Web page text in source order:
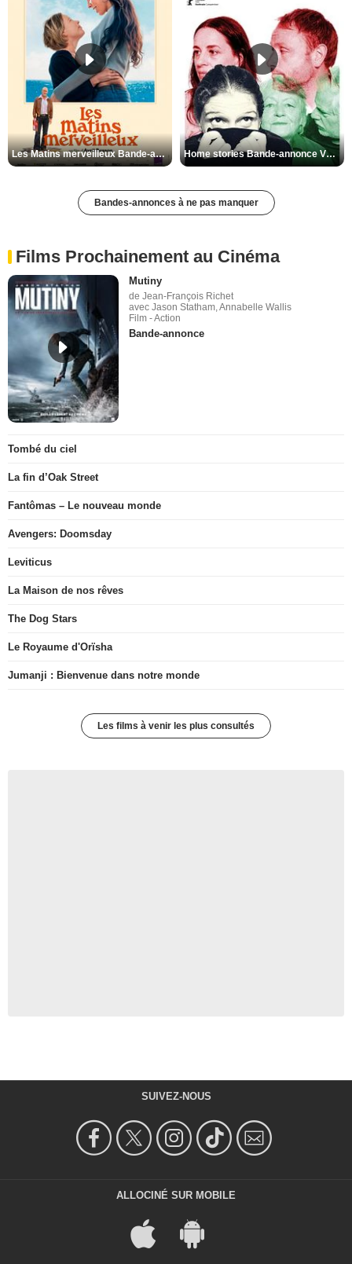
Les Matins merveilleux Bande-annonce VF Home stories Bande-annonce VO STFR
Bandes-annonces à ne pas manquer
Films Prochainement au Cinéma
Mutiny
de Jean-François Richet
avec Jason Statham, Annabelle Wallis
Film - Action
Bande-annonce
Tombé du ciel
La fin d’Oak Street
Fantômas – Le nouveau monde
Avengers: Doomsday
Leviticus
La Maison de nos rêves
The Dog Stars
Le Royaume d'Orïsha
Jumanji : Bienvenue dans notre monde
Les films à venir les plus consultés
SUIVEZ-NOUS
ALLOCINÉ SUR MOBILE